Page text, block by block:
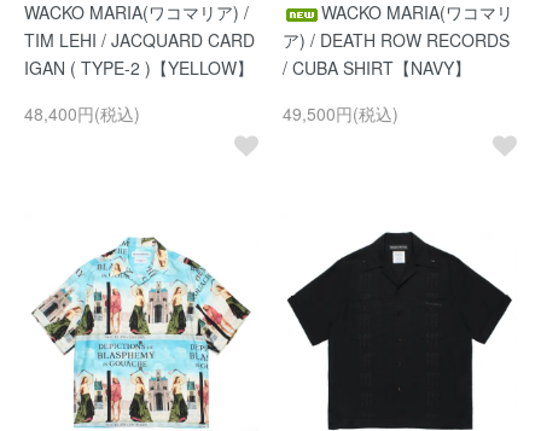
WACKO MARIA(ワコマリア) /
TIM LEHI / JACQUARD CARD
IGAN ( TYPE-2 )【YELLOW】
48,400円(税込)
WACKO MARIA(ワコマリ
ア) / DEATH ROW RECORDS
/ CUBA SHIRT【NAVY】
49,500円(税込)